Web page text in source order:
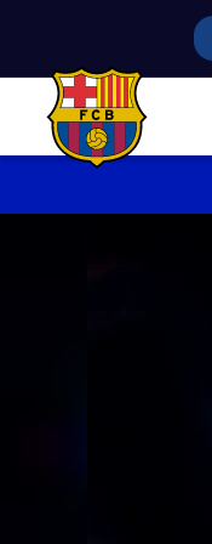
FC Barcelona club badge